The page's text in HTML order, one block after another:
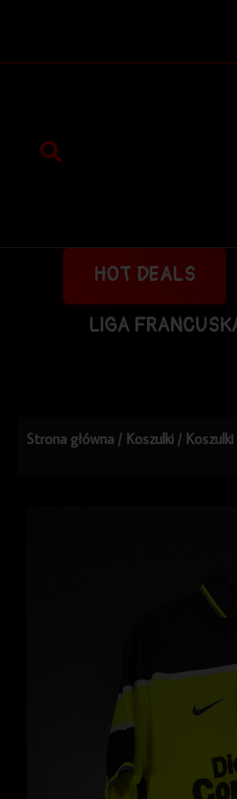
treści
HOT DEALS
LIGA
Strona główna / Koszulki / Koszulki